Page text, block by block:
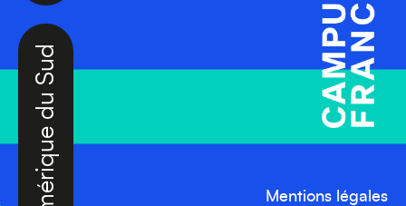
Amérique du Sud
Mentions légales